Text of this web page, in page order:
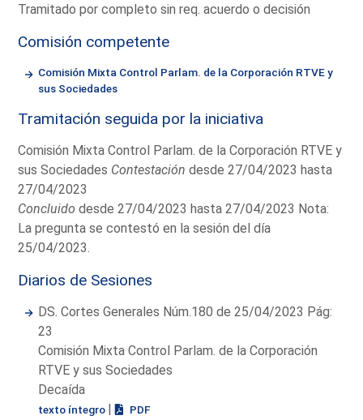
Tramitado por completo sin req. acuerdo o decisión
Comisión competente
Comisión Mixta Control Parlam. de la Corporación RTVE y
sus Sociedades
Tramitación seguida por la iniciativa
Comisión Mixta Control Parlam. de la Corporación RTVE y
sus Sociedades Contestación desde 27/04/2023 hasta
27/04/2023
Concluido desde 27/04/2023 hasta 27/04/2023 Nota:
La pregunta se contestó en la sesión del día
25/04/2023.
Diarios de Sesiones
DS. Cortes Generales Núm.180 de 25/04/2023 Pág:
23
Comisión Mixta Control Parlam. de la Corporación
RTVE y sus Sociedades
Decaída
texto íntegro | PDF